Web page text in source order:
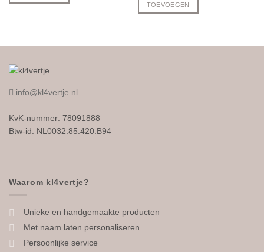
meerdere
Deze
kan
worden
op
TOEVOEGEN
info@kl4vertje.nl
KvK-nummer: 78091888
Btw-id: NL0032.85.420.B94
Waarom kl4vertje?
Unieke en handgemaakte producten
Met naam laten personaliseren
Persoonlijke service